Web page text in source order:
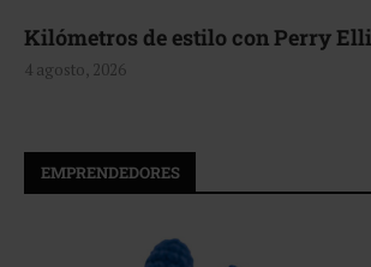
Aerie, texturas que fluyen
4 agosto, 2026
EMPRENDEDORES